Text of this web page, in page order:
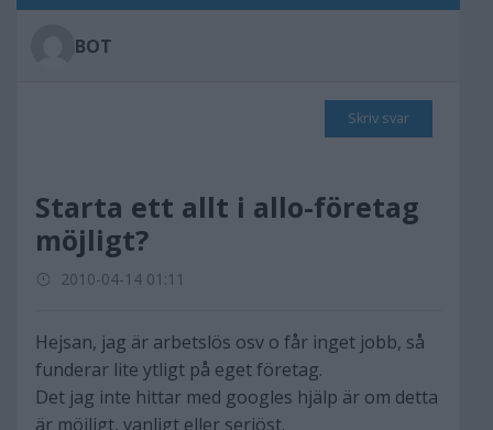
BOT
Skriv svar
Starta ett allt i allo-företag
möjligt?
2010-04-14 01:11
Hejsan, jag är arbetslös osv o får inget jobb, så
funderar lite ytligt på eget företag.
Det jag inte hittar med googles hjälp är om detta
är möjligt, vanligt eller seriöst.